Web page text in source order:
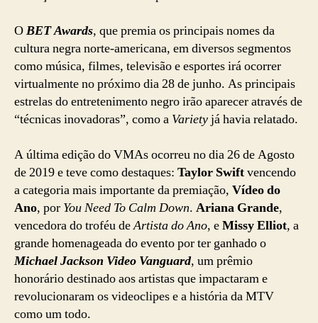
OBET Awards, que premia os principais nomes da
cultura negra norte-americana, em diversos segmentos
como música, filmes, televisão e esportes irá ocorrer
virtualmente no próximo dia 28 de junho. As principais
estrelas do entretenimento negro irão aparecer através de
“técnicas inovadoras”, como a Varietyjá havia relatado.
A última edição do VMAs ocorreu no dia 26 de Agosto
de 2019 e teve como destaques: Taylor Swiftvencendo
a categoria mais importante da premiação, Vídeo do
Ano, por You Need To Calm Down. Ariana Grande,
vencedora do troféu deArtista do Ano, eMissy Elliot, a
grande homenageada do evento por ter ganhado o
Michael Jackson Video Vanguard, um prêmio
honorário destinado aos artistas que impactaram e
revolucionaram os videoclipes e a história da MTV
como um todo.